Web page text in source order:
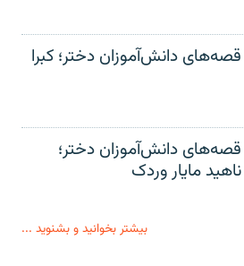
قصه‌های دانش‌آموزان دختر؛ کبرا
قصه‌های دانش‌آموزان دختر؛
ناهید مایار وردک
بیشتر بخوانید و بشنوید ...